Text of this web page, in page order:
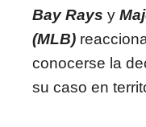
Bay Rays y
(MLB)
conocerse la
su caso en